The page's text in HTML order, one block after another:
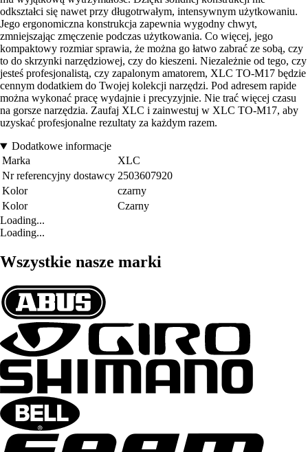
odkształci się nawet przy długotrwałym, intensywnym użytkowaniu.
Jego ergonomiczna konstrukcja zapewnia wygodny chwyt,
zmniejszając zmęczenie podczas użytkowania. Co więcej, jego
kompaktowy rozmiar sprawia, że można go łatwo zabrać ze sobą, czy
to do skrzynki narzędziowej, czy do kieszeni. Niezależnie od tego, czy
jesteś profesjonalistą, czy zapalonym amatorem, XLC TO-M17 będzie
cennym dodatkiem do Twojej kolekcji narzędzi. Pod adresem rapide
można wykonać pracę wydajnie i precyzyjnie. Nie trać więcej czasu
na gorsze narzędzia. Zaufaj XLC i zainwestuj w XLC TO-M17, aby
uzyskać profesjonalne rezultaty za każdym razem.
Dodatkowe informacje
Marka
XLC
Nr referencyjny dostawcy 2503607920
Kolor
czarny
Kolor
Czarny
Loading...
Loading...
Wszystkie nasze marki